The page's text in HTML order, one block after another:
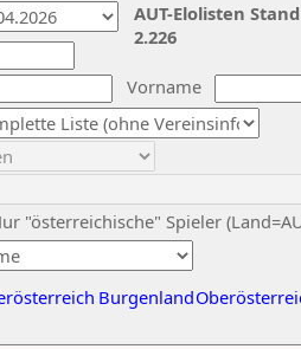
Vorname
"österreichische" Spieler
Burgenland
AUT-Elolisten
2.226